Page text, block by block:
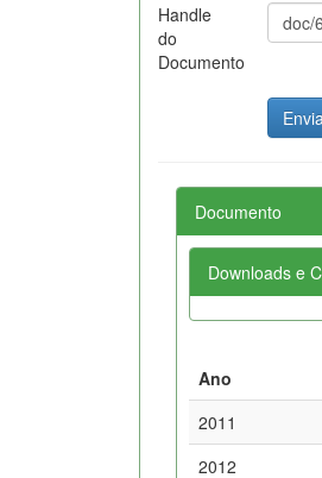
Handle
do
Documento
Documento
Downloads e
Ano
2011
2012